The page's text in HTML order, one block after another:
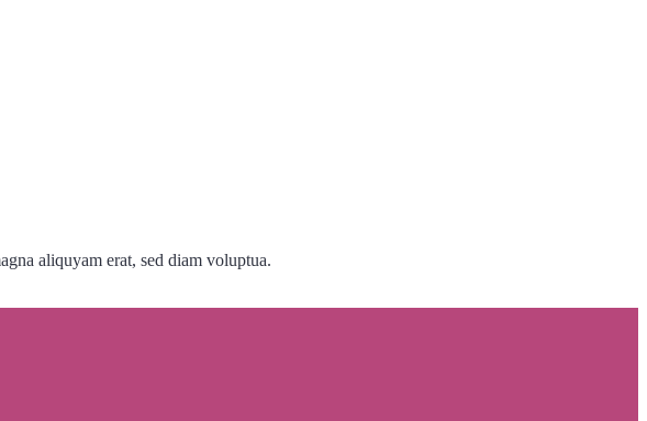
aliquyam erat, sed diam voluptua.